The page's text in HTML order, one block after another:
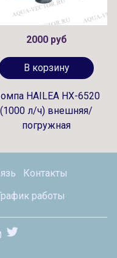
2000 руб
В корзину
HAILEA HX-6520
(1000 л/ч) внешняя/
погружная
Контакты
работы